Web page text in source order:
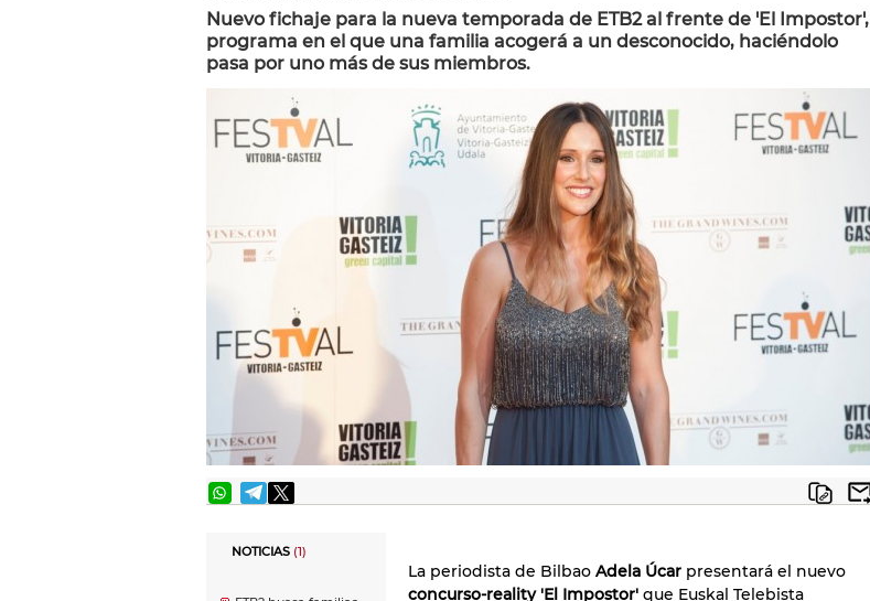
Nuevo fichaje para la nueva temporada de ETB2 al frente de 'El Impostor',
programa en el que una familia acogerá a un desconocido, haciéndolo
pasa por uno más de sus miembros.
NOTICIAS (1)
La periodista de Bilbao Adela Úcar presentará el nuevo
concurso-reality 'El Impostor' que Euskal Telebista